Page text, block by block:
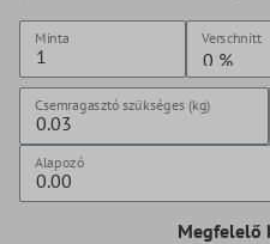
Minta Verschnitt
Csemragasztó szükséges (kg)
Alapozó
Megfelelő